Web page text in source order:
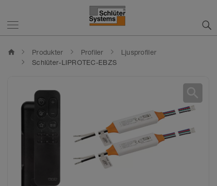
home Produkter Profiler
Ljusprofiler
Schlüter-LIPROTEC-EBZS